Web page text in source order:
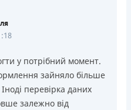
у потрібний момент.
зайняло більше
перевірка даних
залежно від